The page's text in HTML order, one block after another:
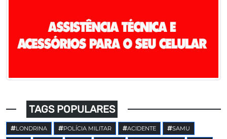
TAGS POPULARES
LONDRINA POLÍCIA MILITAR ACIDENTE SAMU